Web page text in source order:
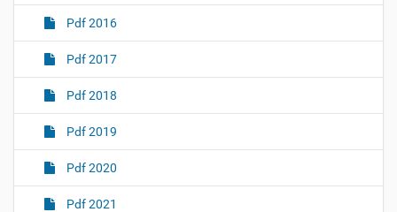
Pdf 2016
Pdf 2017
Pdf 2018
Pdf 2019
Pdf 2020
Pdf 2021